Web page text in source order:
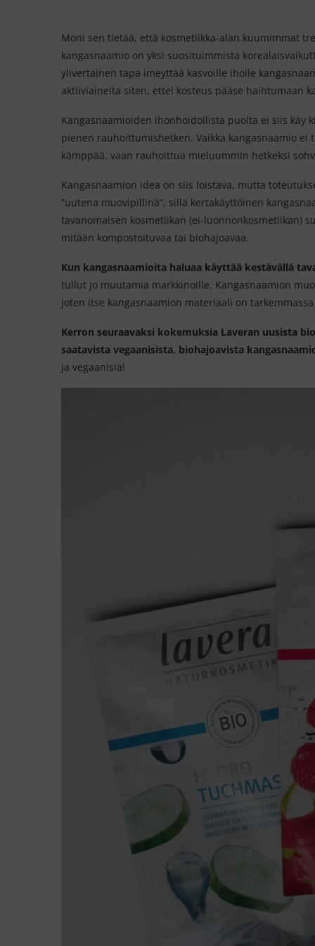
Moni sen tietää, että kosmetiikka-alan kuumimmat
kangasnaamio on yksi suosituimmista
ylivertainen tapa imeyttää kasvoille iholle
aktiiviaineita siten, ettei kosteus pääse haihtumaan
Kangasnaamioiden ihonhoidollista puolta ei siis käy
pienen rauhoittumishetken. Vaikka kangasnaamio
kämppää, vaan rauhoittua mieluummin hetkeksi
Kangasnaamion idea on siis loistava, mutta
”uutena muovipillinä”, sillä kertakäyttöinen
tavanomaisen kosmetiikan (ei-luonnonkosmetiikan)
mitään kompostoituvaa tai biohajoavaa.
Kun kangasnaamioita haluaa käyttää kestävällä
tullut jo muutamia markkinoille. Kangasnaamion
joten itse kangasnaamion materiaali on tarkemmassa
Kerron seuraavaksi kokemuksia Laveran uusista
saatavista vegaanisista, biohajoavista
ja vegaanisia!